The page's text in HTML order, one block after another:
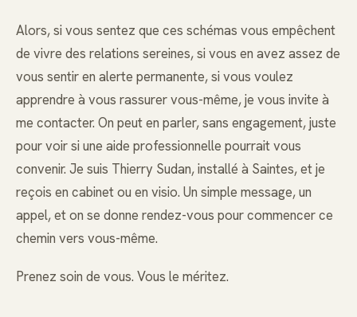
Alors, si vous sentez que ces schémas vous empêchent
de vivre des relations sereines, si vous en avez assez de
vous sentir en alerte permanente, si vous voulez
apprendre à vous rassurer vous-même, je vous invite à
me contacter. On peut en parler, sans engagement, juste
pour voir si une aide professionnelle pourrait vous
convenir. Je suis Thierry Sudan, installé à Saintes, et je
reçois en cabinet ou en visio. Un simple message, un
appel, et on se donne rendez-vous pour commencer ce
chemin vers vous-même.
Prenez soin de vous. Vous le méritez.